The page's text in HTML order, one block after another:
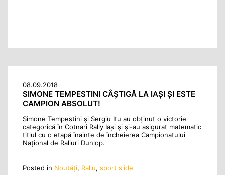
08.09.2018
SIMONE TEMPESTINI CÂȘTIGĂ LA IAȘI ȘI ESTE
CAMPION ABSOLUT!
Simone Tempestini și Sergiu Itu au obținut o victorie
categorică în Cotnari Rally Iași și și-au asigurat matematic
titlul cu o etapă înainte de încheierea Campionatului
Național de Raliuri Dunlop.
Posted in Noutăţi, Raliu, sport slide